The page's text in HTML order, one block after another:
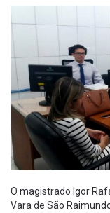
O magistrado Igor
Vara de São